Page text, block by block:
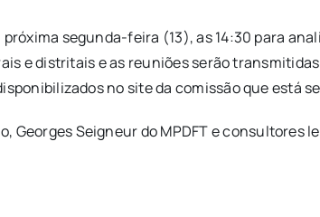
segunda-feira (13), as 14:30 para
e distritais e as reuniões serão
no site da comissão que está
Georges Seigneur do MPDFT e consultores